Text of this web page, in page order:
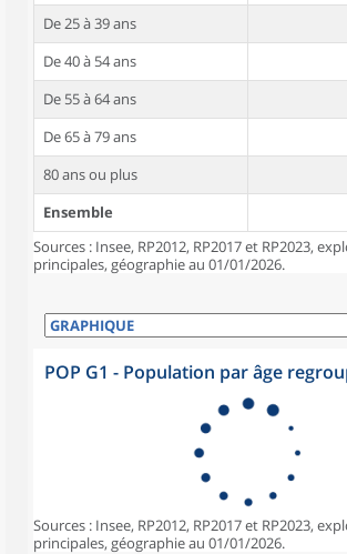
De 25 à 39 ans
De 40 à 54 ans
De 55 à 64 ans
De 65 à 79 ans
80 ans ou plus
Ensemble
Sources : Insee, RP2012, RP2017 et RP2023,
principales, géographie au 01/01/2026.
POP G1 - Population par âge
Sources : Insee, RP2012, RP2017 et RP2023,
principales, géographie au 01/01/2026.